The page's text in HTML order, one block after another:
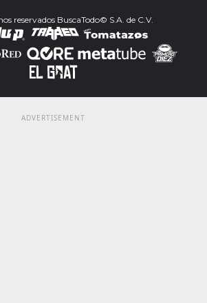
reservados BuscaTodo© S.A. de C.V.